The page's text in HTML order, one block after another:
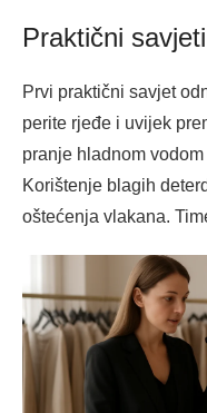
Praktični savjeti
Prvi praktični savjet
perite rjeđe i uvijek
pranje hladnom
Korištenje blagih
oštećenja vlakana.